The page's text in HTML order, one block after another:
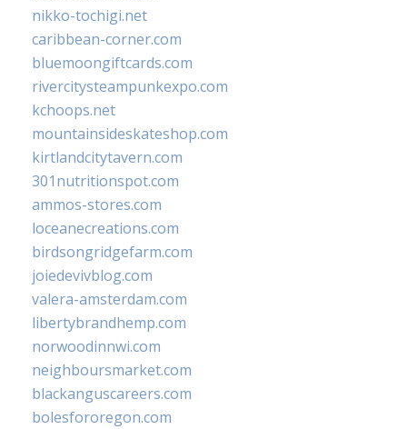
nikko-tochigi.net
caribbean-corner.com
bluemoongiftcards.com
rivercitysteampunkexpo.com
kchoops.net
mountainsideskateshop.com
kirtlandcitytavern.com
301nutritionspot.com
ammos-stores.com
loceanecreations.com
birdsongridgefarm.com
joiedevivblog.com
valera-amsterdam.com
libertybrandhemp.com
norwoodinnwi.com
neighboursmarket.com
blackanguscareers.com
bolesfororegon.com